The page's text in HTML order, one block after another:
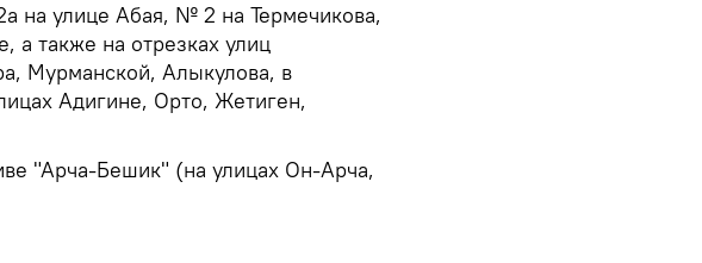
на улице Абая, № 2 на Термечикова,
а также на отрезках улиц
Мурманской, Алыкулова, в
Адигине, Орто, Жетиген,
"Арча-Бешик" (на улицах Он-Арча,